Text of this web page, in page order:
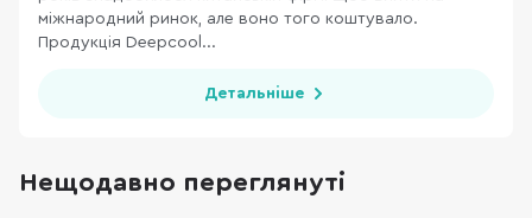
міжнародний ринок, але воно того коштувало.
Продукція Deepcool...
Детальніше
Нещодавно переглянуті